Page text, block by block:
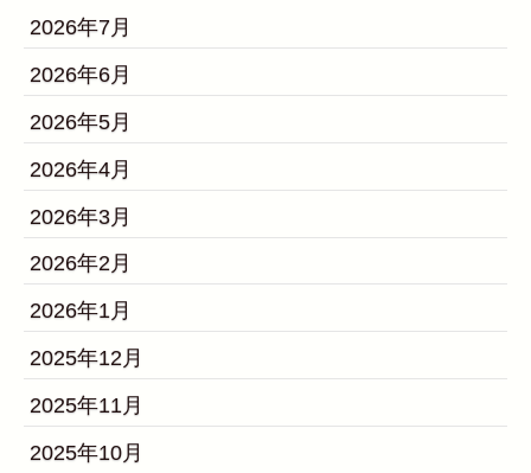
2026年7月
2026年6月
2026年5月
2026年4月
2026年3月
2026年2月
2026年1月
2025年12月
2025年11月
2025年10月